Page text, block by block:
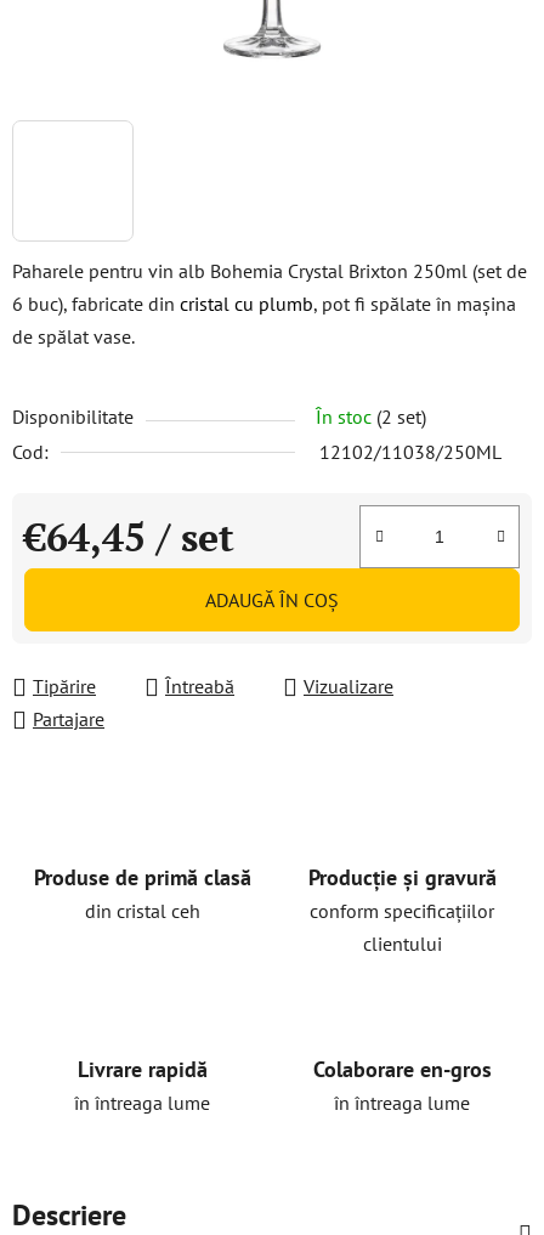
Paharele pentru vin alb Bohemia Crystal Brixton 250ml (set de
6 buc), fabricate din cristal cu plumb, pot fi spălate în mașina
de spălat vase.
Disponibilitate În stoc (2 set)
Cod:
12102/11038/250ML
€64,45 / set
Evaluare preţ:
ADAUGĂ ÎN COŞ
Tipărire Întreabă
Vizualizare
Partajare
Produse de primă clasă
din cristal ceh
Producție și gravură
conform specificațiilor
clientului
Livrare rapidă
în întreaga lume
Colaborare en-gros
în întreaga lume
Descriere